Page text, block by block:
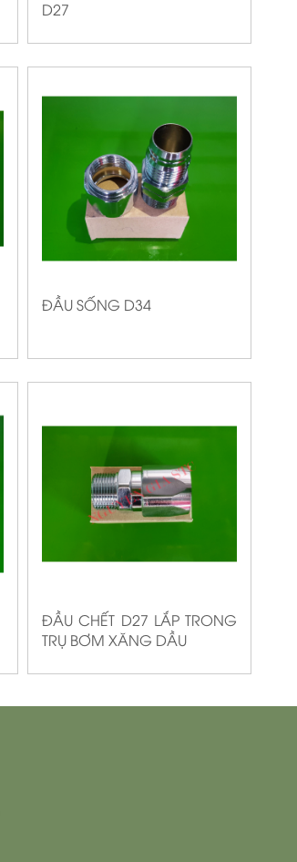
D27
ĐẦU SỐNG D34
ĐẦU CHẾT D27 LẮP TRONG
TRỤ BƠM XĂNG DẦU